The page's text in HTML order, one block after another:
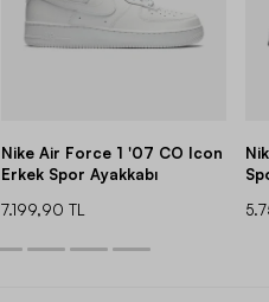
Nike Air Force 1 '07 CO Icon
Erkek Spor Ayakkabı
7.199,90 TL